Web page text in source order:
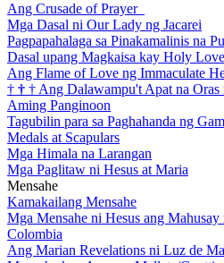
Ang Crusade of Prayer
Mga Dasal ni Our Lady ng Jacarei
Pagpapahalaga sa Pinakamalinis na
Dasal upang Magkaisa kay Holy Love
Ang Flame of Love ng Immaculate
† † † Ang Dalawampu't Apat na
Aming Panginoon
Tagubilin para sa Paghahanda ng
Medals at Scapulars
Mga Himala na Larangan
Mga Paglitaw ni Hesus at Maria
Mensahe
Kamakailang Mensahe
Mga Mensahe ni Hesus ang
Colombia
Ang Marian Revelations ni Luz de